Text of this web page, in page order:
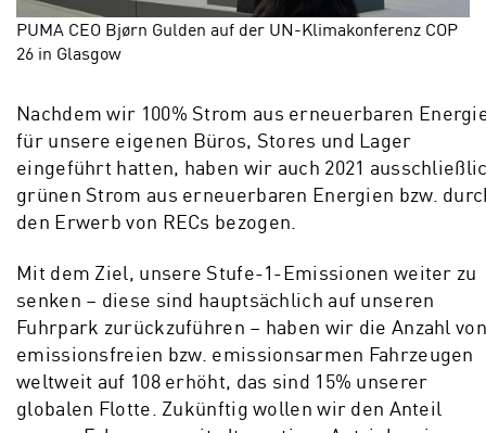
PUMA CEO Bjørn Gulden auf der UN-Klimakonferenz COP
26 in Glasgow
Nachdem wir 100% Strom aus erneuerbaren
für unsere eigenen Büros, Stores und Lager
eingeführt hatten, haben wir auch 2021
grünen Strom aus erneuerbaren Energien bzw.
den Erwerb von RECs bezogen.
Mit dem Ziel, unsere Stufe-1-Emissionen weiter zu
senken – diese sind hauptsächlich auf unseren
Fuhrpark zurückzuführen – haben wir die Anzahl von
emissionsfreien bzw. emissionsarmen Fahrzeugen
weltweit auf 108 erhöht, das sind 15% unserer
globalen Flotte. Zukünftig wollen wir den Anteil